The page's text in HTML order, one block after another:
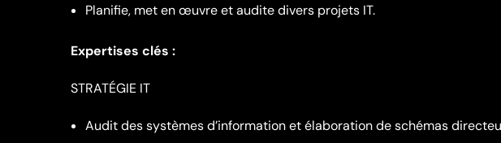
Planifie, met en œuvre et audite divers projets IT.
Expertises clés :
STRATÉGIE IT
Audit des systèmes d’information et élaboration de schémas